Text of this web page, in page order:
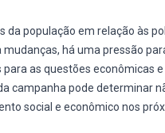
população em relação às
há uma pressão
as questões econômicas
campanha pode determinar
social e econômico nos